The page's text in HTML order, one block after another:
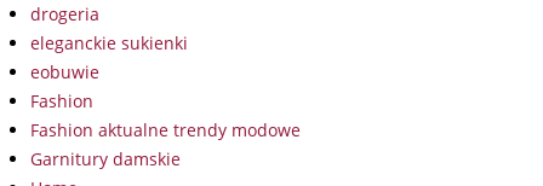
drogeria
eleganckie sukienki
eobuwie
Fashion
Fashion aktualne trendy modowe
Garnitury damskie